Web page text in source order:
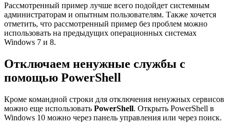
Рассмотренный пример лучше всего подойдет системным
администраторам и опытным пользователям. Также хочется
отметить, что рассмотренный пример без проблем можно
использовать на предыдущих операционных системах
Windows 7 и 8.
Отключаем ненужные службы с
помощью PowerShell
Кроме командной строки для отключения ненужных сервисов
можно еще использовать PowerShell. Открыть PowerShell в
Windows 10 можно через панель управления или через поиск.